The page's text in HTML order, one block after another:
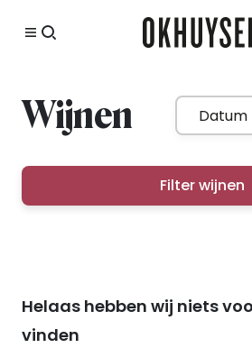
Wijnen
Filter wijnen
Helaas hebben wij niets
vinden